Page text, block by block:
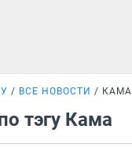
ВСЕ НОВОСТИ КАМА
тэгу Кама